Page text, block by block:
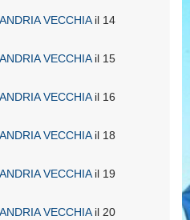
VECCHIAil 14
VECCHIAil 15
VECCHIAil 16
VECCHIAil 18
VECCHIAil 19
VECCHIAil 20